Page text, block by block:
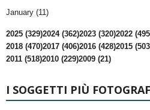
January (11)
2025 (329)2024 (362)2023 (320)2022
2018 (470)2017 (406)2016 (428)2015
2011 (518)2010 (229)2009 (21)
I SOGGETTI PIÙ